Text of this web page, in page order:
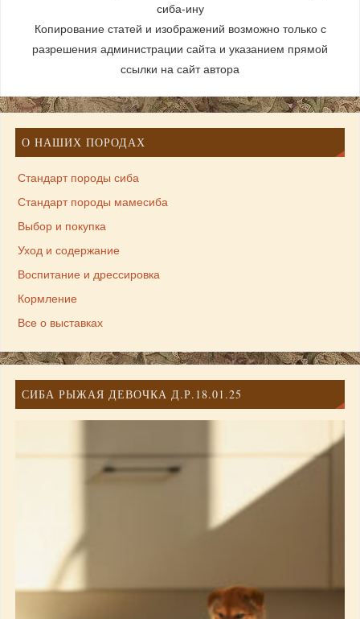
сиба-ину
Копирование статей и изображений возможно только с
разрешения администрации сайта и указанием прямой
ссылки на сайт автора
О НАШИХ ПОРОДАХ
Стандарт породы сиба
Стандарт породы мамесиба
Выбор и покупка
Уход и содержание
Воспитание и дрессировка
Кормление
Все о выставках
СИБА РЫЖАЯ ДЕВОЧКА Д.Р.18.01.25